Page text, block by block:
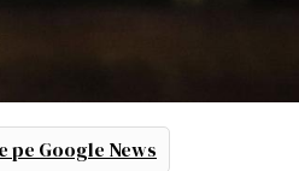
pe Google News